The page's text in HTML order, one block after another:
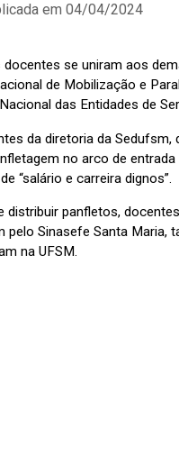
em 04/04/2024
docentes se uniram aos
de Mobilização e
das Entidades de
da diretoria da
no arco de
“salário e carreira dignos”.
distribuir panfletos,
pelo Sinasefe Santa Maria,
na UFSM.